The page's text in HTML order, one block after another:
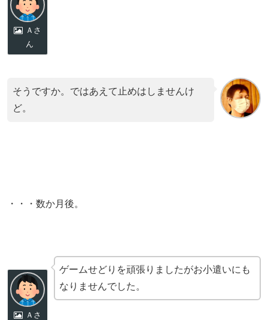
Ａさ
ん
そうですか。ではあえて止めはしませんけ
ど。
・・・数か月後。
Ａさ
ゲームせどりを頑張りましたがお小遣いにも
なりませんでした。